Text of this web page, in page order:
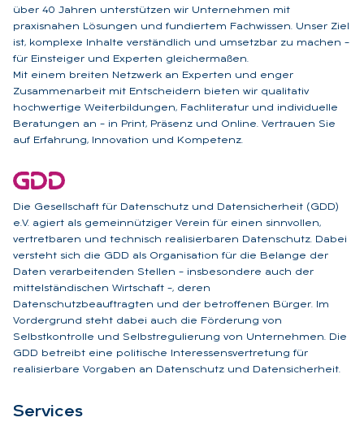
über 40 Jahren unterstützen wir Unternehmen mit
praxisnahen Lösungen und fundiertem Fachwissen. Unser Ziel
ist, komplexe Inhalte verständlich und umsetzbar zu machen –
für Einsteiger und Experten gleichermaßen.
Mit einem breiten Netzwerk an Experten und enger
Zusammenarbeit mit Entscheidern bieten wir qualitativ
hochwertige Weiterbildungen, Fachliteratur und individuelle
Beratungen an – in Print, Präsenz und Online. Vertrauen Sie
auf Erfahrung, Innovation und Kompetenz.
Die Gesellschaft für Datenschutz und Datensicherheit (GDD)
e.V. agiert als gemeinnütziger Verein für einen sinnvollen,
vertretbaren und technisch realisierbaren Datenschutz. Dabei
versteht sich die GDD als Organisation für die Belange der
Daten verarbeitenden Stellen – insbesondere auch der
mittelständischen Wirtschaft –, deren
Datenschutzbeauftragten und der betroffenen Bürger. Im
Vordergrund steht dabei auch die Förderung von
Selbstkontrolle und Selbstregulierung von Unternehmen. Die
GDD betreibt eine politische Interessensvertretung für
realisierbare Vorgaben an Datenschutz und Datensicherheit.
Ser­vices